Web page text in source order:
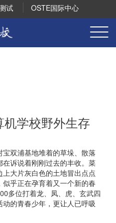
试 OSTE国际中心
学校野外生存
双浦基地堆着的草垛、散落
诉说着刚刚过去的丰收。菜
大片灰白色的土地冒出点点
乎正在孕育着又一个新的春
多位打着龙、凤、虎、玄武四
的青春少年，更让人已呼吸